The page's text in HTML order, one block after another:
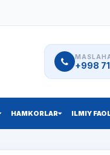
+998
HAMKORLAR ILMIY